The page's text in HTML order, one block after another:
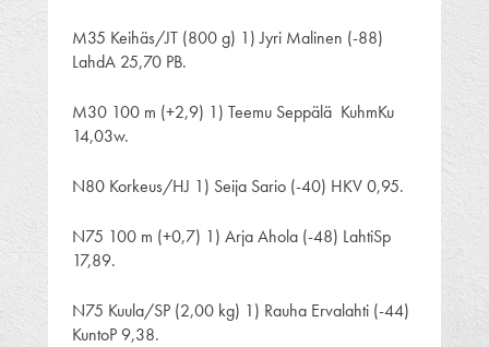
M35 Keihäs/JT (800 g) 1) Jyri Malinen (-88)
LahdA 25,70 PB.
M30 100 m (+2,9) 1) Teemu Seppälä KuhmKu
14,03w.
N80 Korkeus/HJ 1) Seija Sario (-40) HKV 0,95.
N75 100 m (+0,7) 1) Arja Ahola (-48) LahtiSp
17,89.
N75 Kuula/SP (2,00 kg) 1) Rauha Ervalahti (-44)
KuntoP 9,38.